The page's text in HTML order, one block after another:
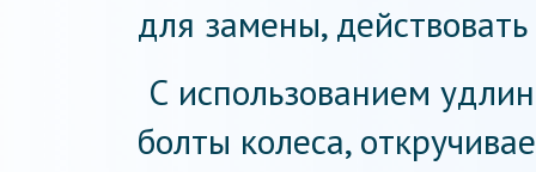
для замены,
С использованием
болты колеса,